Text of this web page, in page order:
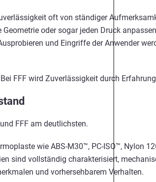
oft von ständiger
oder sogar jeden Druck
und Eingriffe der Anwender
FFF wird Zuverlässigkeit durch
FFF am deutlichsten.
wie ABS-M30™, PC-ISO™, Nylon
sind vollständig charakterisiert,
und vorhersehbarem Verhalten.